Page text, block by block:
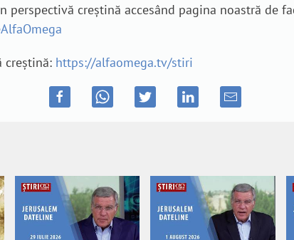
creștină accesând pagina noastră de
creștină: https://alfaomega.tv/stiri